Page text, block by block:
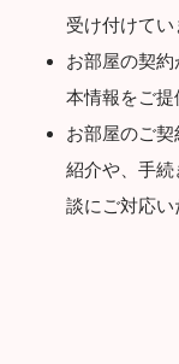
受け付けてい
お部屋の契
本情報をご提
お部屋のご
紹介や、手
談にご対応い